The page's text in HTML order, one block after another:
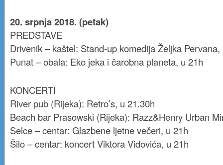
20. srpnja 2018. (petak)
PREDSTAVE
Drivenik – kaštel: Stand-up komedija Željka Pervana,
Punat – obala: Eko jeka i čarobna planeta, u 21h
KONCERTI
River pub (Rijeka): Retro’s, u 21.30h
Beach bar Prasowski (Rijeka): Razz&Henry Urban
Selce – centar: Glazbene ljetne večeri, u 21h
Šilo – centar: koncert Viktora Vidovića, u 21h